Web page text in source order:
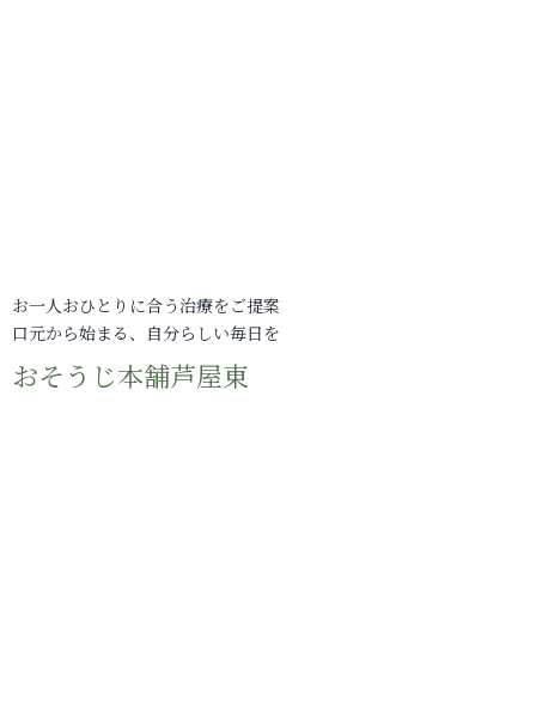
お一人おひとりに合う治療をご提案
口元から始まる、自分らしい毎日を
おそうじ本舗芦屋東